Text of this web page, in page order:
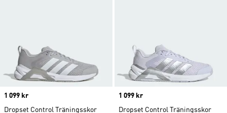
Price
1 099 kr
Dropset Control Träningsskor
Price
1 099 kr
Dropset Control Träningsskor